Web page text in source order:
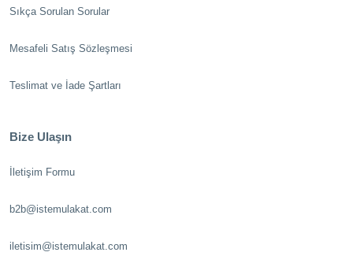
Sıkça Sorulan Sorular
Mesafeli Satış Sözleşmesi
Teslimat ve İade Şartları
Bize Ulaşın
İletişim Formu
b2b@istemulakat.com
iletisim@istemulakat.com